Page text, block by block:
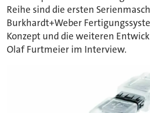
Reihe sind die ersten
Burkhardt+Weber
Konzept und die weiteren
Olaf Furtmeier im Interview.